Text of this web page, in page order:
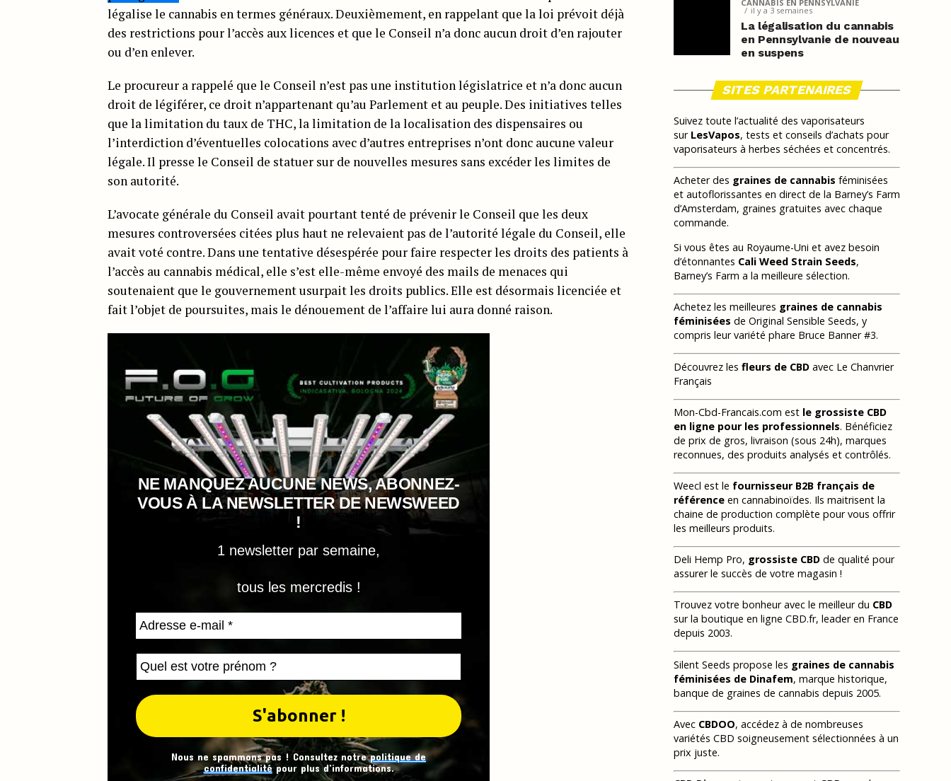
légalise le cannabis en termes généraux. Deuxièmement, en rappelant que la loi prévoit déjà
des restrictions pour l’accès aux licences et que le Conseil n’a donc aucun droit d’en rajouter
ou d’en enlever.
Le procureur a rappelé que le Conseil n’est pas une institution législatrice et n’a donc aucun
droit de légiférer, ce droit n’appartenant qu’au Parlement et au peuple. Des initiatives telles
que la limitation du taux de THC, la limitation de la localisation des dispensaires ou
l’interdiction d’éventuelles colocations avec d’autres entreprises n’ont donc aucune valeur
légale. Il presse le Conseil de statuer sur de nouvelles mesures sans excéder les limites de
son autorité.
L’avocate générale du Conseil avait pourtant tenté de prévenir le Conseil que les deux
mesures controversées citées plus haut ne relevaient pas de l’autorité légale du Conseil, elle
avait voté contre. Dans une tentative désespérée pour faire respecter les droits des patients à
l’accès au cannabis médical, elle s’est elle-même envoyé des mails de menaces qui
soutenaient que le gouvernement usurpait les droits publics. Elle est désormais licenciée et
fait l’objet de poursuites, mais le dénouement de l’affaire lui aura donné raison.
NE MANQUEZ AUCUNE NEWS, ABONNEZ-
VOUS À LA NEWSLETTER DE NEWSWEED
!
1 newsletter par semaine,
tous les mercredis !
Nous ne spammons pas ! Consultez notrepolitique de
confidentialitépour plus d’informations.
CANNABIS EN PENNSYLVANIE
il y a 3 semaines
La légalisation du cannabis
en Pennsylvanie de nouveau
en suspens
SITES PARTENAIRES
Suivez toute l’actualité des vaporisateurs
sur LesVapos, tests et conseils d’achats pour
vaporisateurs à herbes séchées et concentrés.
Acheter des graines de cannabis féminisées
et autoflorissantes en direct de la Barney’s Farm
d’Amsterdam, graines gratuites avec chaque
commande.
Si vous êtes au Royaume-Uni et avez besoin
d’étonnantes Cali Weed Strain Seeds,
Barney’s Farm a la meilleure sélection.
Achetez les meilleures graines de cannabis
féminisées de Original Sensible Seeds, y
compris leur variété phare Bruce Banner #3.
Découvrez les fleurs de CBD avec Le Chanvrier
Français
Mon-Cbd-Francais.com est le grossiste CBD
en ligne pour les professionnels. Bénéficiez
de prix de gros, livraison (sous 24h), marques
reconnues, des produits analysés et contrôlés.
Weecl est le fournisseur B2B français de
référence en cannabinoïdes. Ils maitrisent la
chaine de production complète pour vous offrir
les meilleurs produits.
Deli Hemp Pro, grossiste CBD de qualité pour
assurer le succès de votre magasin !
Trouvez votre bonheur avec le meilleur du CBD
sur la boutique en ligne CBD.fr, leader en France
depuis 2003.
Silent Seeds propose les graines de cannabis
féminisées de Dinafem, marque historique,
banque de graines de cannabis depuis 2005.
Avec CBDOO, accédez à de nombreuses
variétés CBD soigneusement sélectionnées à un
prix juste.